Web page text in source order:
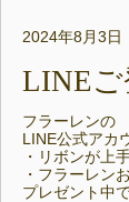
2024年8月3日
LINEご
フラーレンの
LINE公式アカ
・リボンが上
・フラーレン
プレゼント中